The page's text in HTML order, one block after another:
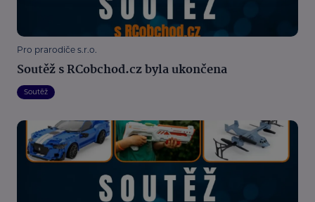
Pro prarodiče s.r.o.
Soutěž s RCobchod.cz byla ukončena
Soutěž